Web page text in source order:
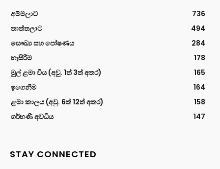
අම්මලාට
736
තාත්තලාට
494
සෞඛ්‍ය සහ පෝෂණය
284
හැසිරීම
178
මුල් ළමා විය (අවු. 1ත් 3ත් අතර)
165
ඉගෙනීම
164
ළමා කාලය (අවු. 6ත් 12ත් අතර)
158
ගර්භණී අවධිය
147
STAY CONNECTED